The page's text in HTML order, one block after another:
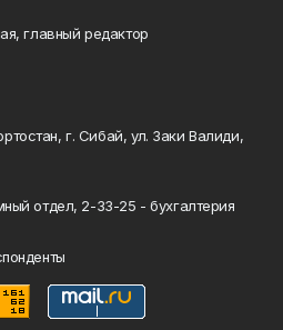
главный редактор
г. Сибай, ул. Заки Валиди,
отдел, 2-33-25 - бухгалтерия